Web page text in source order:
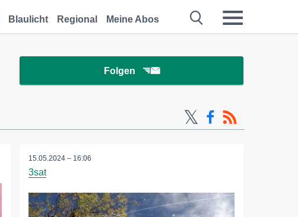
Blaulicht Regional Meine Abos
Folgen
15.05.2024 – 16:06
3sat